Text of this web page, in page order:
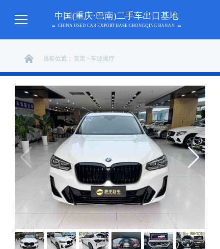
中国(重庆·巴南)二手车出口基地
CHINA USED CAR EXPORT BASE CHONGQING BANAN
当前位置： 首页 > 车源展厅